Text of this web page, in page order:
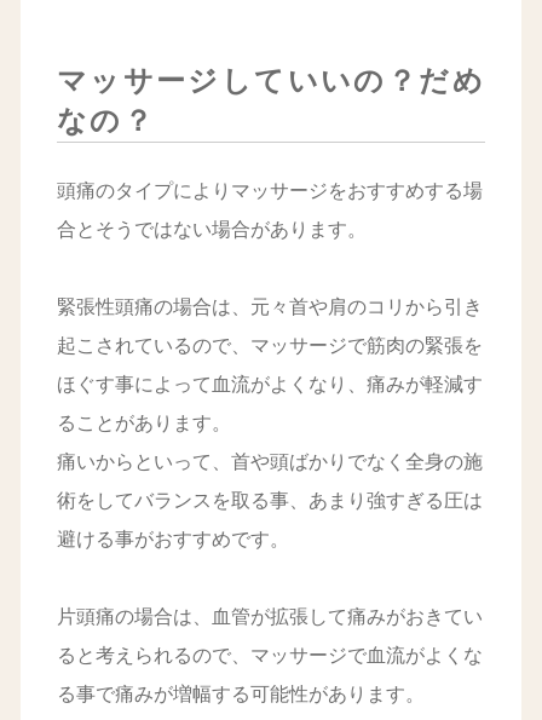
マッサージしていいの？だめ
なの？
頭痛のタイプによりマッサージをおすすめする場
合とそうではない場合があります。
緊張性頭痛の場合は、元々首や肩のコリから引き
起こされているので、マッサージで筋肉の緊張を
ほぐす事によって血流がよくなり、痛みが軽減す
ることがあります。
痛いからといって、首や頭ばかりでなく全身の施
術をしてバランスを取る事、あまり強すぎる圧は
避ける事がおすすめです。
片頭痛の場合は、血管が拡張して痛みがおきてい
ると考えられるので、マッサージで血流がよくな
る事で痛みが増幅する可能性があります。